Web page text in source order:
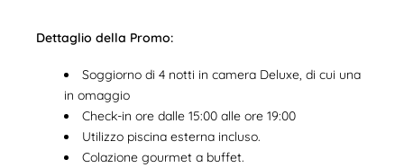
Dettaglio della Promo:
Soggiorno di 4 notti in camera Deluxe, di cui una
in omaggio
Check-in ore dalle 15:00 alle ore 19:00
Utilizzo piscina esterna incluso.
Colazione gourmet a buffet.